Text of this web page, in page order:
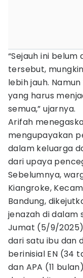
“Sejauh ini
tersebut,
lebih jauh.
yang harus
semua,” ujarnya.
Arifah
mengupayakan
dalam keluarga
dari upaya
Sebelumnya,
Kiangroke,
Bandung,
jenazah di dalam
Jumat (5/9/
dari satu ibu dan
berinisial EN (34
dan APA (11